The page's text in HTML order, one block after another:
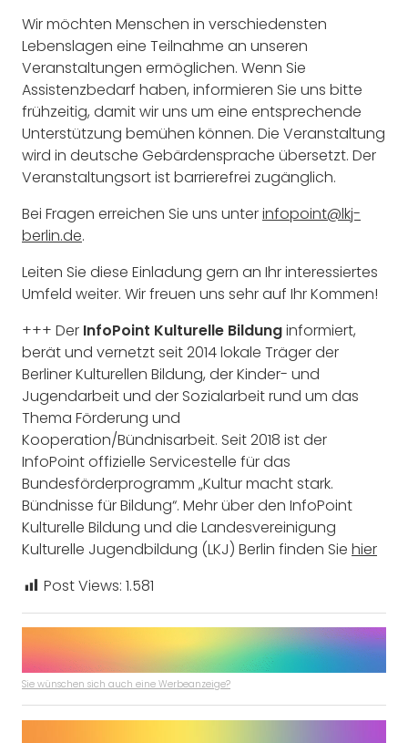
Wir möchten Menschen in verschiedensten
Lebenslagen eine Teilnahme an unseren
Veranstaltungen ermöglichen. Wenn Sie
Assistenzbedarf haben, informieren Sie uns bitte
frühzeitig, damit wir uns um eine entsprechende
Unterstützung bemühen können. Die Veranstaltung
wird in deutsche Gebärdensprache übersetzt. Der
Veranstaltungsort ist barrierefrei zugänglich.
Bei Fragen erreichen Sie uns unterinfopoint@lkj-
berlin.de.
Leiten Sie diese Einladung gern an Ihr interessiertes
Umfeld weiter. Wir freuen uns sehr auf Ihr Kommen!
+++ Der InfoPoint Kulturelle Bildunginformiert,
berät und vernetzt seit 2014 lokale Träger der
Berliner Kulturellen Bildung, der Kinder- und
Jugendarbeit und der Sozialarbeit rund um das
Thema Förderung und
Kooperation/Bündnisarbeit. Seit 2018 ist der
InfoPoint offizielle Servicestelle für das
Bundesförderprogramm „Kultur macht stark.
Bündnisse für Bildung“. Mehr über den InfoPoint
Kulturelle Bildung und die Landesvereinigung
Kulturelle Jugendbildung (LKJ) Berlin finden Sie hier
Post Views: 1.581
Sie wünschen sich auch eine Werbeanzeige?